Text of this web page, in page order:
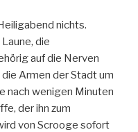
nichts.
die
auf die Nerven
Armen der Stadt um
nach wenigen Minuten
der ihn zum
von Scrooge sofort